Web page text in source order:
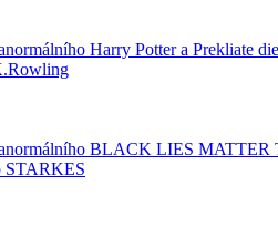
Harry Potter a Prekliate
BLACK LIES MATTER
STARKES